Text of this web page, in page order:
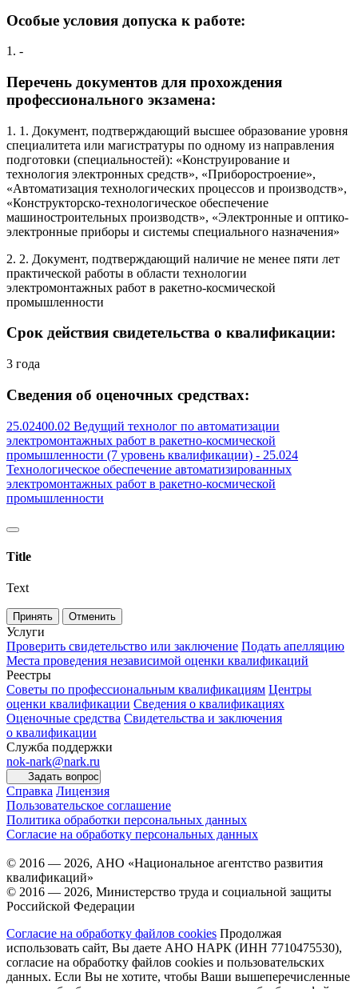
Особые условия допуска к работе:
1. -
Перечень документов для прохождения
профессионального экзамена:
1. 1. Документ, подтверждающий высшее образование уровня
специалитета или магистратуры по одному из направления
подготовки (специальностей): «Конструирование и
технология электронных средств», «Приборостроение»,
«Автоматизация технологических процессов и производств»,
«Конструкторско-технологическое обеспечение
машиностроительных производств», «Электронные и оптико-
электронные приборы и системы специального назначения»
2. 2. Документ, подтверждающий наличие не менее пяти лет
практической работы в области технологии
электромонтажных работ в ракетно-космической
промышленности
Срок действия свидетельства о квалификации:
3 года
Сведения об оценочных средствах:
25.02400.02 Ведущий технолог по автоматизации
электромонтажных работ в ракетно-космической
промышленности (7 уровень квалификации) - 25.024
Технологическое обеспечение автоматизированных
электромонтажных работ в ракетно-космической
промышленности
Title
Text
Принять Отменить
Услуги
Проверить свидетельство или заключение Подать апелляцию
Места проведения независимой оценки квалификаций
Реестры
Советы по профессиональным квалификациям Центры
оценки квалификации Сведения о квалификациях
Оценочные средства Свидетельства и заключения
о квалификации
Служба поддержки
nok-nark@nark.ru
Задать вопрос
Справка Лицензия
Пользовательское соглашение
Политика обработки персональных данных
Согласие на обработку персональных данных
© 2016 — 2026, АНО «Национальное агентство развития
квалификаций»
© 2016 — 2026, Министерство труда и социальной защиты
Российской Федерации
Согласие на обработку файлов cookies Продолжая
использовать сайт, Вы даете АНО НАРК (ИНН 7710475530),
согласие на обработку файлов cookies и пользовательских
данных. Если Вы не хотите, чтобы Ваши вышеперечисленные